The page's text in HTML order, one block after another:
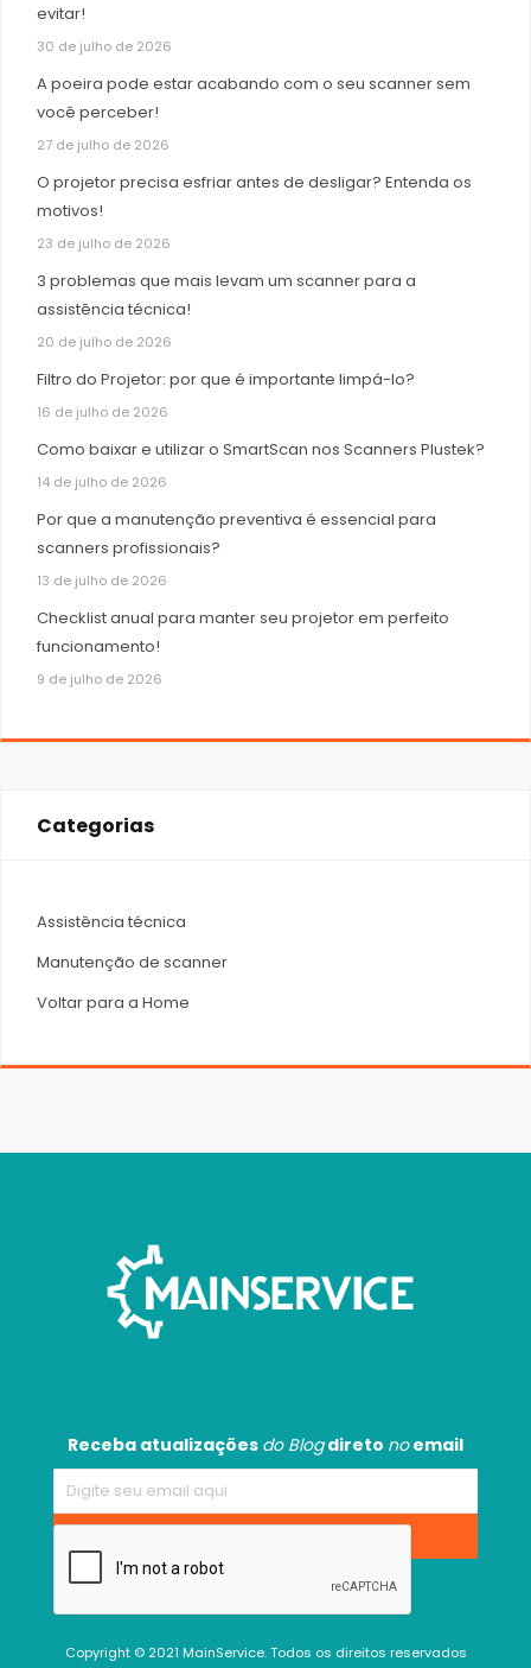
evitar!
30 de julho de 2026
A poeira pode estar acabando com o seu scanner sem
você perceber!
27 de julho de 2026
O projetor precisa esfriar antes de desligar? Entenda os
motivos!
23 de julho de 2026
3 problemas que mais levam um scanner para a
assistência técnica!
20 de julho de 2026
Filtro do Projetor: por que é importante limpá-lo?
16 de julho de 2026
Como baixar e utilizar o SmartScan nos Scanners Plustek?
14 de julho de 2026
Por que a manutenção preventiva é essencial para
scanners profissionais?
13 de julho de 2026
Checklist anual para manter seu projetor em perfeito
funcionamento!
9 de julho de 2026
Categorias
Assistência técnica
Manutenção de scanner
Voltar para a Home
Receba atualizações do Blogdireto noemail
Copyright © 2021 MainService. Todos os direitos reservados